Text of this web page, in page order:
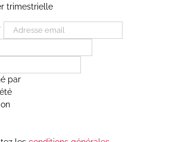
trimestrielle
par